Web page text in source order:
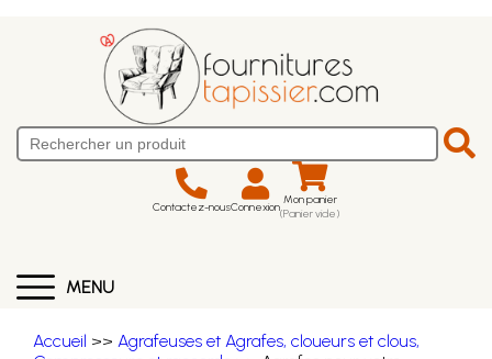
Contactez-nousConnexion Mon panier
(Panier vide)
MENU
Accueil >> Agrafeuses et Agrafes, cloueurs et clous,